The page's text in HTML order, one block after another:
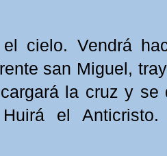
cielo. Vendrá
san Miguel,
la cruz y se
Huirá el